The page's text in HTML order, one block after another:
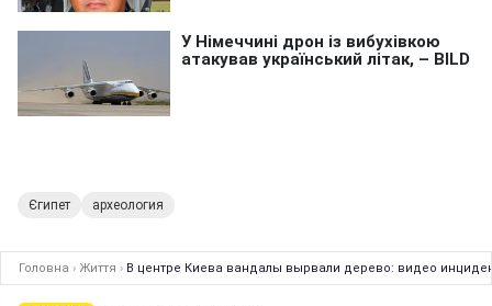
Єгипет археология
Головна › Життя › В центре Киева вандалы вырвали дерево: видео